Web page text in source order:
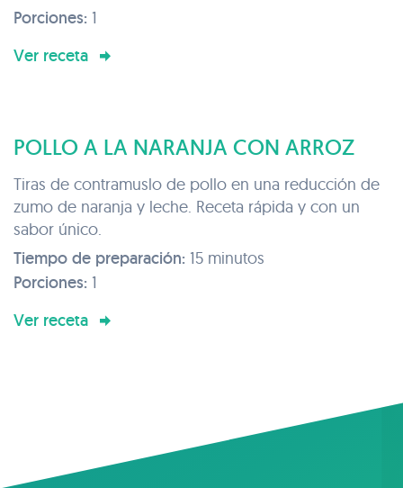
Porciones: 1
Ver receta
POLLO A LA NARANJA CON ARROZ
Tiras de contramuslo de pollo en una reducción de
zumo de naranja y leche. Receta rápida y con un
sabor único.
Tiempo de preparación: 15 minutos
Porciones: 1
Ver receta